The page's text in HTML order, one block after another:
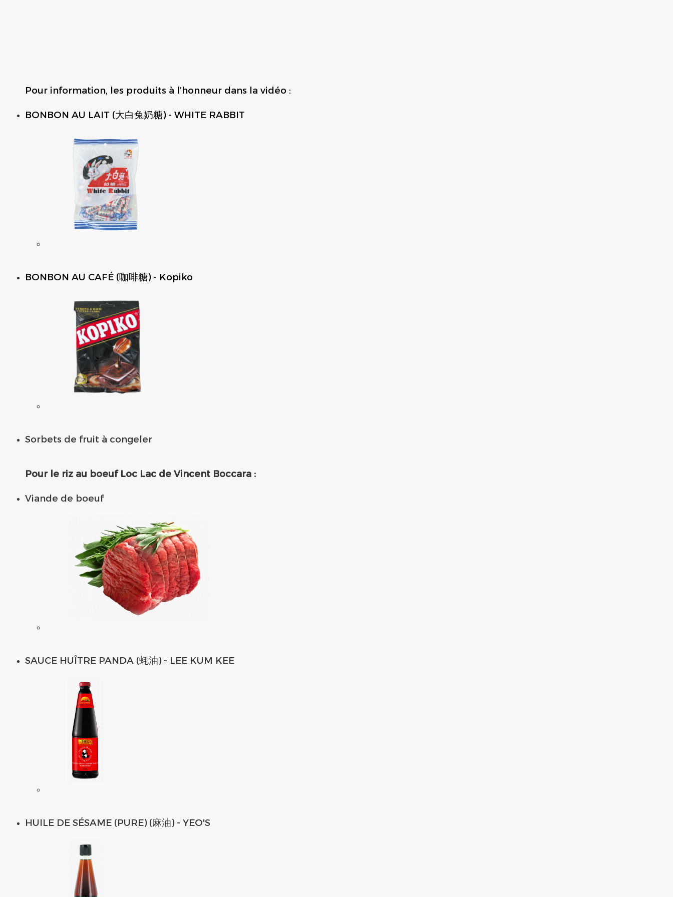
Pour information, les produits à l’honneur dans la vidéo :
BONBON AU LAIT (大白兔奶糖) - WHITE RABBIT
BONBON AU CAFÉ (咖啡糖) - Kopiko
Sorbets de fruit à congeler
Pour le riz au boeuf Loc Lac de Vincent Boccara :
Viande de boeuf
SAUCE HUÎTRE PANDA (蚝油) - LEE KUM KEE
HUILE DE SÉSAME (PURE) (麻油) - YEO'S